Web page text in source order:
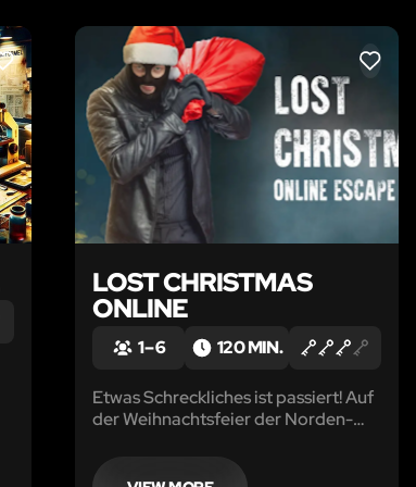
LIKE LIKE
LOST CHRISTMAS
ONLINE
1 – 6 120 MIN.
Etwas Schreckliches ist passiert! Auf
der Weihnachtsfeier der Norden-
von Tausenden Kindern vom